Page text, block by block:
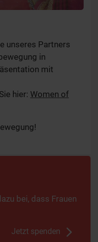
unseres Partners
in
mit
hier: Women of
bei, dass Frauen
Jetzt spenden